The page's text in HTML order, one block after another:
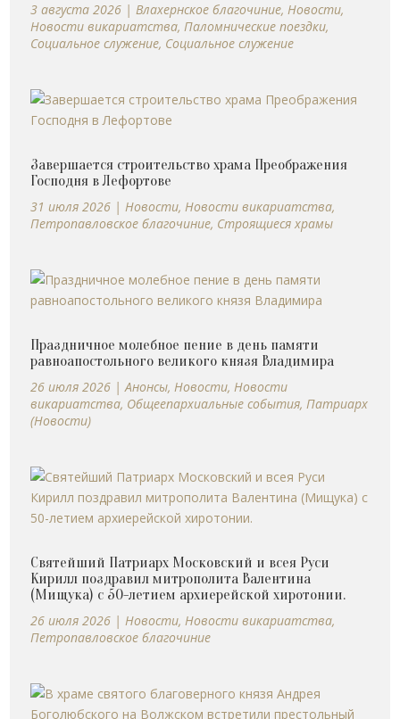
3 августа 2026 |Влахернское благочиние,Новости,
Новости викариатства,Паломнические поездки,
Социальное служение, Социальное служение
Завершается строительство храма Преображения
Господня в Лефортове
31 июля 2026 |Новости,Новости викариатства,
Петропавловское благочиние, Строящиеся храмы
Праздничное молебное пение в день памяти
равноапостольного великого князя Владимира
26 июля 2026 |Анонсы,Новости,Новости
викариатства, Общеепархиальные события,Патриарх
(Новости)
Святейший Патриарх Московский и всея Руси
Кирилл поздравил митрополита Валентина
(Мищука) с 50-летием архиерейской хиротонии.
26 июля 2026 |Новости,Новости викариатства,
Петропавловское благочиние